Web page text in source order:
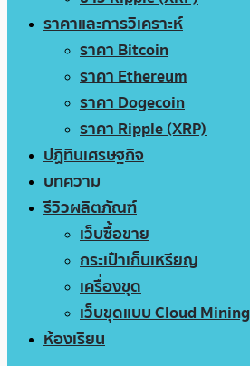
ราคาและการวิเคราะห์
ราคา Bitcoin
ราคา Ethereum
ราคา Dogecoin
ราคา Ripple (XRP)
ปฏิทินเศรษฐกิจ
บทความ
รีวิวผลิตภัณฑ์
เว็บซื้อขาย
กระเป๋าเก็บเหรียญ
เครื่องขุด
เว็บขุดแบบ Cloud Mining
ห้องเรียน